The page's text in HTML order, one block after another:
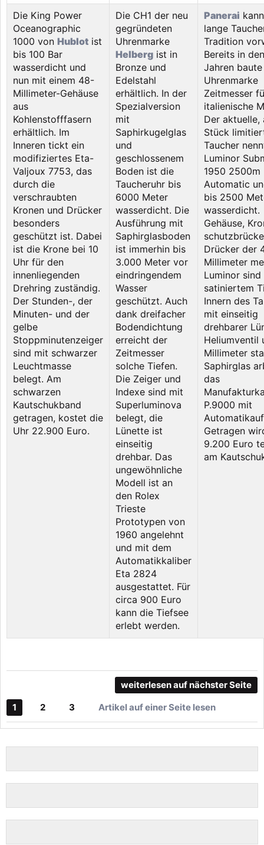
Die King Power
Oceanographic
1000 von Hublot ist
bis 100 Bar
wasserdicht und
nun mit einem 48-
Millimeter-Gehäuse
aus
Kohlenstofffasern
erhältlich. Im
Inneren tickt ein
modifiziertes Eta-
Valjoux 7753, das
durch die
verschraubten
Kronen und Drücker
besonders
geschützt ist. Dabei
ist die Krone bei 10
Uhr für den
innenliegenden
Drehring zuständig.
Der Stunden-, der
Minuten- und der
gelbe
Stoppminutenzeiger
sind mit schwarzer
Leuchtmasse
belegt. Am
schwarzen
Kautschukband
getragen, kostet die
Uhr 22.900 Euro.
Die CH1 der neu
gegründeten
Uhrenmarke
Helberg ist in
Bronze und
Edelstahl
erhältlich. In der
Spezialversion
mit
Saphirkugelglas
und
geschlossenem
Boden ist die
Taucheruhr bis
6000 Meter
wasserdicht. Die
Ausführung mit
Saphirglasboden
ist immerhin bis
3.000 Meter vor
eindringendem
Wasser
geschützt. Auch
dank dreifacher
Bodendichtung
erreicht der
Zeitmesser
solche Tiefen.
Die Zeiger und
Indexe sind mit
Superluminova
belegt, die
Lünette ist
einseitig
drehbar. Das
ungewöhnliche
Modell ist an
den Rolex
Trieste
Prototypen von
1960 angelehnt
und mit dem
Automatikkaliber
Eta 2824
ausgestattet. Für
circa 900 Euro
kann die Tiefsee
erlebt werden.
Panerai
lange
Tradition
Bereits in
Jahren
Uhrenmarke
Zeitmesser
italienische
Der aktuelle,
Stück
Taucher
Luminor
1950 2500m
Automatic
bis 2500
wasserdicht.
Gehäuse,
Drücker der
Millimeter
Luminor sind
satiniertem
Innern des
mit einseitig
drehbarer
Heliumventil
Millimeter
Saphirglas
das
P.9000 mit
Getragen
9.200 Euro
am
weiterlesen auf nächster Seite
1
2 3 Artikel auf einer Seite lesen